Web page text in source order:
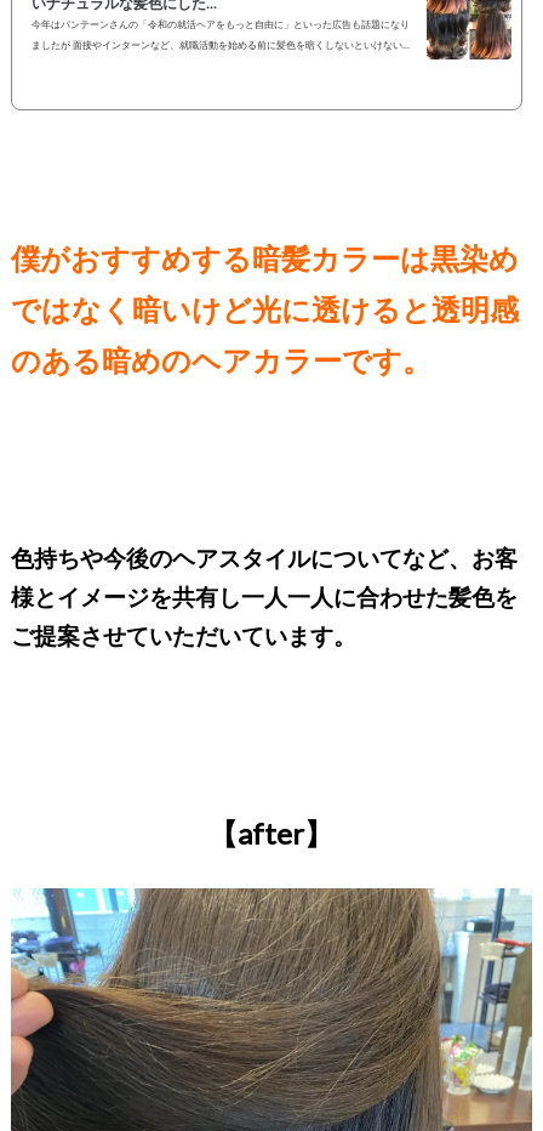
今年はパンテーンさんの「令和の就活ヘアをもっと自由に」といった広告も話題になり
ましたが 面接やインターンなど、就職活動を始める前に髪色を暗くしないといけないと
ます。 黒髪といっても今では暗めのグレージュカラーなどで自然な透け感のある暗髪カ
僕がおすすめする暗髪カラーは黒染め
ではなく暗いけど光に透けると透明感
のある暗めのヘアカラーです。
色持ちや今後のヘアスタイルについてなど、お客
様とイメージを共有し一人一人に合わせた髪色を
ご提案させていただいています。
【after】